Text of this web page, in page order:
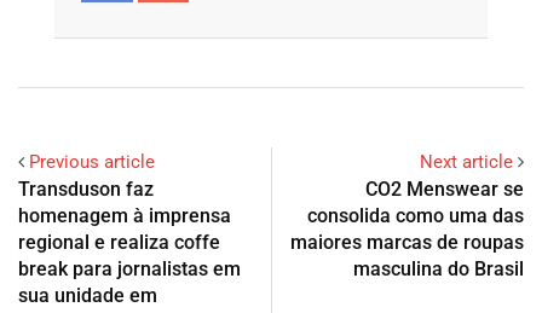
Previous article
Transduson faz
homenagem à imprensa
regional e realiza coffe
break para jornalistas em
sua unidade em
Next article
CO2 Menswear se
consolida como uma das
maiores marcas de roupas
masculina do Brasil